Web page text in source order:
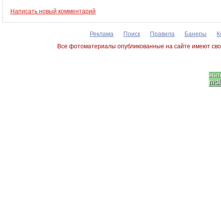
Написать новый комментарий
Реклама Поиск Правила Банеры
Все фотоматериалы опубликованные на сайте имеют